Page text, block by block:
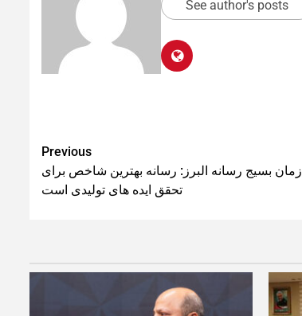
See author's posts
Previous
بسیج رسانه البرز: رسانه بهترین شاخص برای
تحقق ایده های تولیدی است